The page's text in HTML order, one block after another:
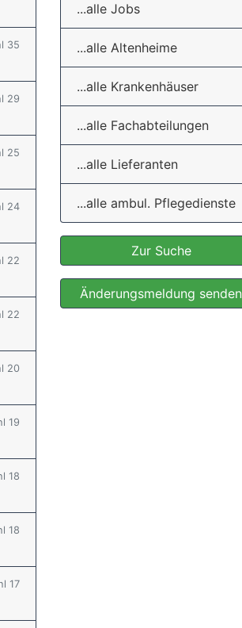
35
29
25
24
22
22
20
19
18
18
17
...alle Jobs
...alle Altenheime
...alle Krankenhäuser
...alle Fachabteilungen
...alle Lieferanten
...alle ambul. Pflegedienste
Zur Suche
Änderungsmeldung senden